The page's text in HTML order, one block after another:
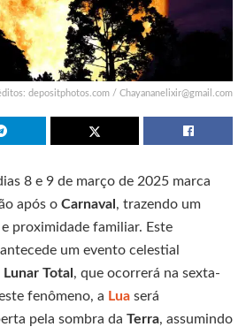
depositphotos.com / Chayananelixir@gmail.com
8 e 9 de março de 2025 marca
após o Carnaval , trazendo um
proximidade familiar. Este
um evento celestial
Lunar Total , que ocorrerá na sexta-
fenômeno, a Lua será
pela sombra da Terra, assumindo